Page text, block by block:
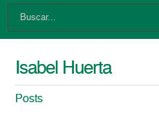
Isabel Huerta
Posts